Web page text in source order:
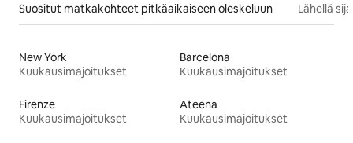
Suositut matkakohteet pitkäaikaiseen oleskeluun Lähellä
New York
Kuukausimajoitukset
Barcelona
Kuukausimajoitukset
Firenze
Kuukausimajoitukset
Ateena
Kuukausimajoitukset